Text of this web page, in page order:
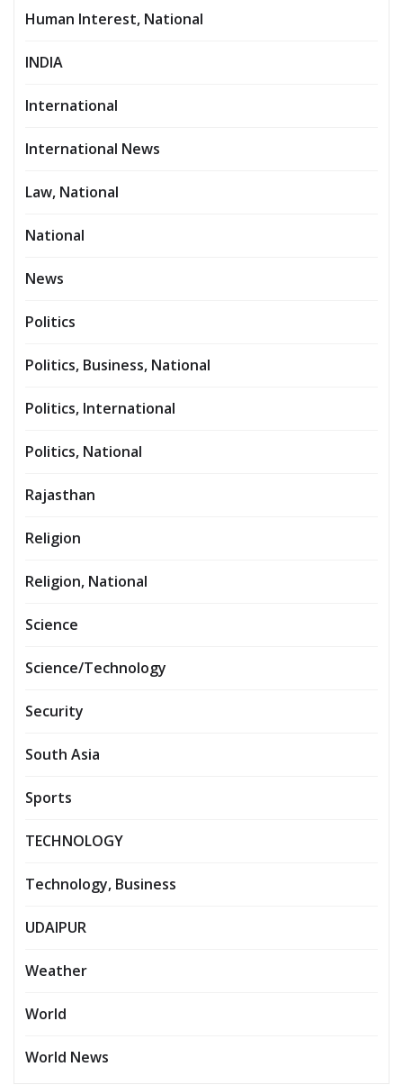
Human Interest, National
INDIA
International
International News
Law, National
National
News
Politics
Politics, Business, National
Politics, International
Politics, National
Rajasthan
Religion
Religion, National
Science
Science/Technology
Security
South Asia
Sports
TECHNOLOGY
Technology, Business
UDAIPUR
Weather
World
World News